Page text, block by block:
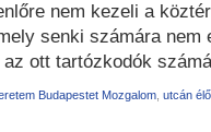
nem kezeli a
senki számára nem
ott tartózkodók
Budapestet Mozgalom utcán